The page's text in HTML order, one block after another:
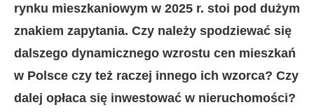
rynku mieszkaniowym w 2025 r. stoi pod dużym
znakiem zapytania. Czy należy spodziewać się
dalszego dynamicznego wzrostu cen mieszkań
w Polsce czy też raczej innego ich wzorca? Czy
dalej opłaca się inwestować w nieruchomości?